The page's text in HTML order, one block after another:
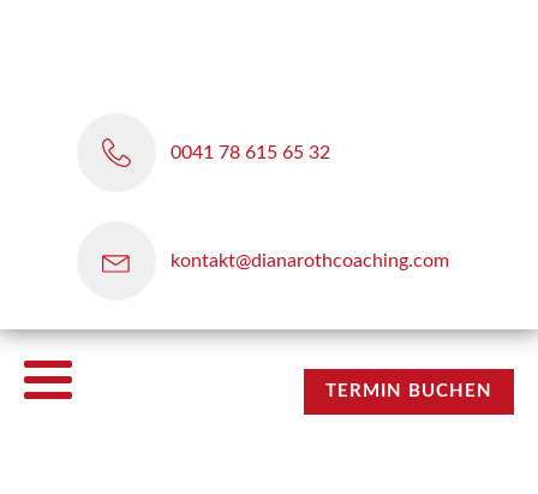
0041 78 615 65 32
kontakt@dianarothcoaching.com
TERMIN BUCHEN